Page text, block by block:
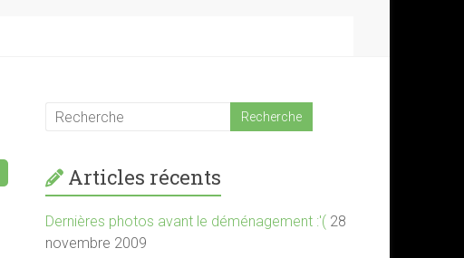
Articles récents
Dernières photos avant le déménagement :'( 28
novembre 2009